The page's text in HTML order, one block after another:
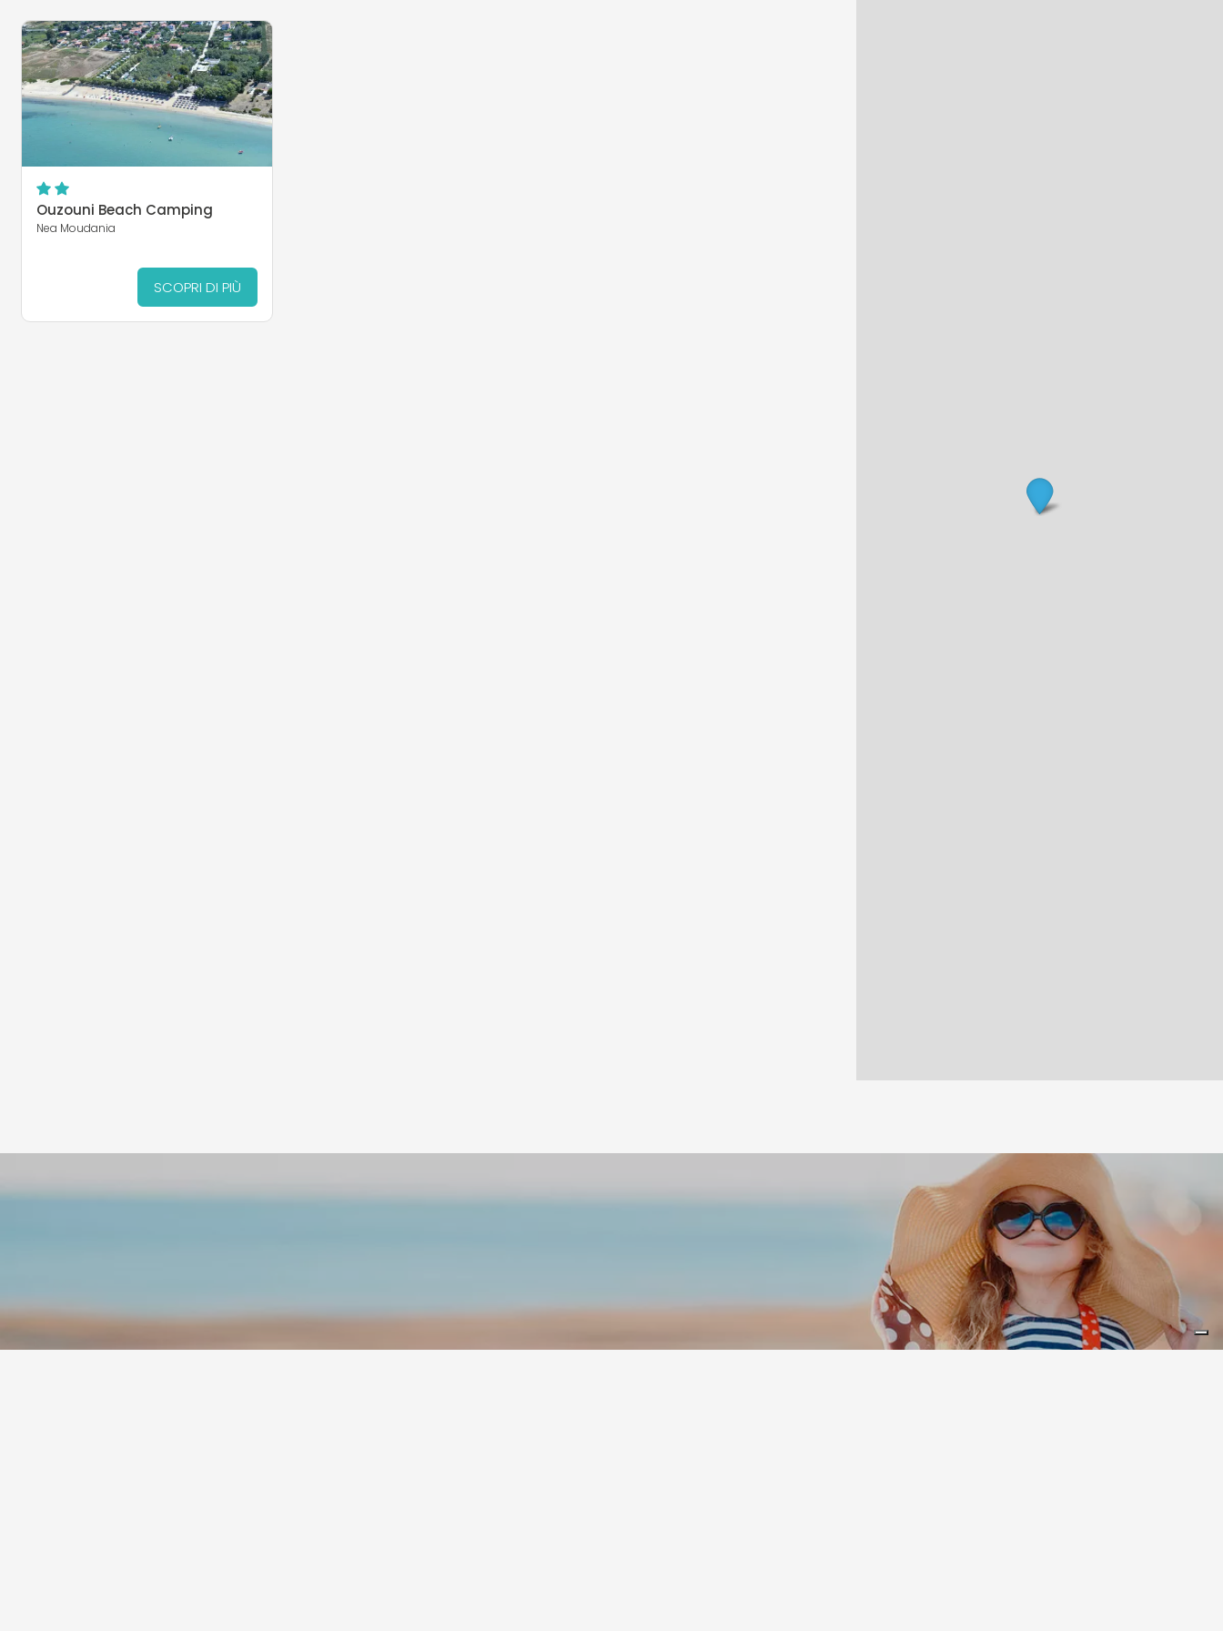
Leaflet|©Koobcamp S.r.l.
Ouzouni Beach Camping
Nea Moudania
SCOPRI DI PIÙ